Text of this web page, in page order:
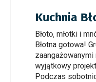
Kuchnia
Błoto, młotki i
Błotna gotowa!
wyjątkowy projekt
Podczas